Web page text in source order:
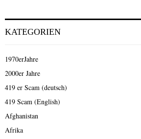
KATEGORIEN
1970erJahre
2000er Jahre
419 er Scam (deutsch)
419 Scam (English)
Afghanistan
Afrika